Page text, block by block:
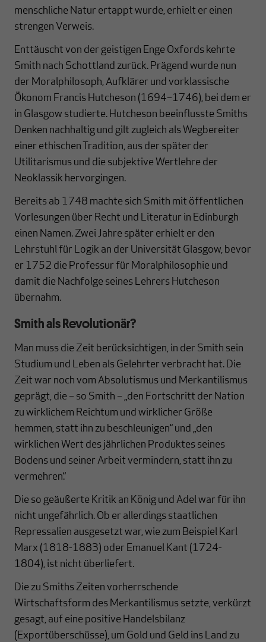
menschliche Natur ertappt wurde, erhielt er einen
strengen Verweis.
Enttäuscht von der geistigen Enge Oxfords kehrte
Smith nach Schottland zurück. Prägend wurde nun
der Moralphilosoph, Aufklärer und vorklassische
Ökonom Francis Hutcheson (1694–1746), bei dem er
in Glasgow studierte. Hutcheson beeinflusste Smiths
Denken nachhaltig und gilt zugleich als Wegbereiter
einer ethischen Tradition, aus der später der
Utilitarismus und die subjektive Wertlehre der
Neoklassik hervorgingen.
Bereits ab 1748 machte sich Smith mit öffentlichen
Vorlesungen über Recht und Literatur in Edinburgh
einen Namen. Zwei Jahre später erhielt er den
Lehrstuhl für Logik an der Universität Glasgow, bevor
er 1752 die Professur für Moralphilosophie und
damit die Nachfolge seines Lehrers Hutcheson
übernahm.
Smith als Revolutionär?
Man muss die Zeit berücksichtigen, in der Smith sein
Studium und Leben als Gelehrter verbracht hat. Die
Zeit war noch vom Absolutismus und Merkantilismus
geprägt, die – so Smith – „den Fortschritt der Nation
zu wirklichem Reichtum und wirklicher Größe
hemmen, statt ihn zu beschleunigen“ und „den
wirklichen Wert des jährlichen Produktes seines
Bodens und seiner Arbeit vermindern, statt ihn zu
vermehren.“
Die so geäußerte Kritik an König und Adel war für ihn
nicht ungefährlich. Ob er allerdings staatlichen
Repressalien ausgesetzt war, wie zum Beispiel Karl
Marx (1818-1883) oder Emanuel Kant (1724-
1804), ist nicht überliefert.
Die zu Smiths Zeiten vorherrschende
Wirtschaftsform des Merkantilismus setzte, verkürzt
gesagt, auf eine positive Handelsbilanz
(Exportüberschüsse), um Gold und Geld ins Land zu